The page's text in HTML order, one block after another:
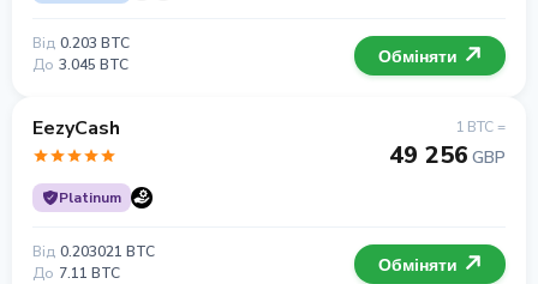
Від 0.203 BTC
До 3.045 BTC Обміняти
EezyCash
Platinum
1 BTC =
49 256 GBP
Від 0.203021 BTC
До 7.11 BTC Обміняти